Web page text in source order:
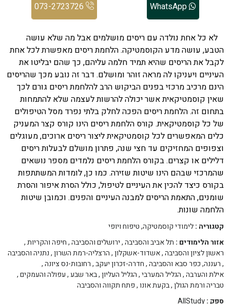
WhatsApp
לא כל אחת נולדה עם ריסים מושלמים אבל מה שלא עושה
הטבע, עושה מדע הקוסמטיקה. הלחמת ריסים מאפשרת לכל אחת
לקבל את הריסים שהיא תמיד חלמה עליהם, כך שהם יבליטו את
העיניים ויעניקו לה מראה זוהר ומושלם. דבר זה נובע מכך שהריסים
הינם מרכיב מרכזי בפנים הביקוש הרב להלחמת ריסים גורם לכך
שאין קוסמטיקאית אשר יכולה להרשות לעצמה שלא להתמחות
בתחום זה. הלחמת ריסים הפכה לחלק בלתי נפרד מסל הטיפולים
של כל קוסמטיקאית. קורס הלחמת ריסים הינו קורס קצר המעניק
כלים המאפשרים לכל קוסמטיקאית ליצור ריסים ארוכים, מעוגלים
וצפופים המחזיקים עד חצי שנה, פתרון מושלם לבעלות ריסים
דלילים או קצרים. בקורס הלחמת ריסים נלמדים מספר נושאים
שהמרכזי שבהם הינו שיטות שזירה. כמו כן, לומדות המשתתפות
בקורס כיצד להכין את העיניים לטיפול, כולל הסרת איפור והסרת
שומנים, התאמת הריסים למבנה העיניים והפנים. וכמובן שיטות
הלחמה שונות.
קטגוריה :לימודי קוסמטיקה, טיפוח ויופי
אזור הלימודים : תל אביב והסביבה,ירושלים והסביבה,חיפה והקריות,
ראשון לציון והסביבה,אשדוד-אשקלון,הרצליה-רמת השרון,נתניה והסביבה
,רעננה, כפר סבא והסביבה,חדרה-זכרון יעקב,רחובות-נס ציונה,
אילת והערבה,הגליל המערבי,הגליל העליון,באר שבע,עפולה והעמקים,
טבריה ורמת הגולן,בקעת אונו,פתח תקווה והסביבה
ספק :AllStudy